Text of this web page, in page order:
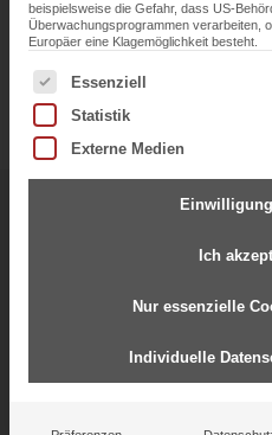
Starke
beispielsweise die Gefahr, dass US-
Überwachungsprogrammen verarbeiten,
Europäer eine Klagemöglichkeit besteht.
Es folgt eine Liste der
Essenziell
Statistik
Externe Medien
Ich
Nur essenzielle
Individuelle